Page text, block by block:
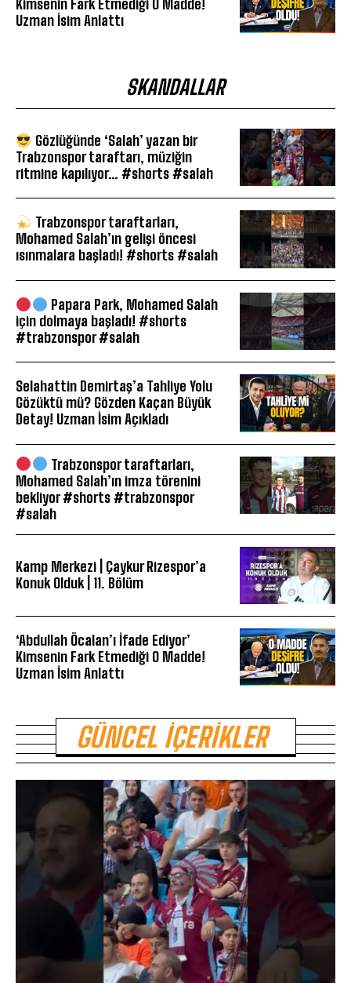
Kimsenin Fark Etmediği O Madde!
Uzman İsim Anlattı
SKANDALLAR
Gözlüğünde ‘Salah’ yazan bir
Trabzonspor taraftarı, müziğin
ritmine kapılıyor… #shorts #salah
Trabzonspor taraftarları,
Mohamed Salah’ın gelişi öncesi
ısınmalara başladı! #shorts #salah
Papara Park, Mohamed Salah
için dolmaya başladı! #shorts
#trabzonspor #salah
Selahattin Demirtaş’a Tahliye Yolu
Gözüktü mü? Gözden Kaçan Büyük
Detay! Uzman İsim Açıkladı
Trabzonspor taraftarları,
Mohamed Salah’ın imza törenini
bekliyor #shorts #trabzonspor
#salah
Kamp Merkezi | Çaykur Rizespor’a
Konuk Olduk | 11. Bölüm
‘Abdullah Öcalan’ı İfade Ediyor’
Kimsenin Fark Etmediği O Madde!
Uzman İsim Anlattı
GÜNCEL İÇERIKLER